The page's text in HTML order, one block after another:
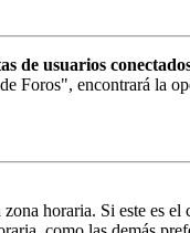
de usuarios
Foros", encontrará la
horaria. Si este es